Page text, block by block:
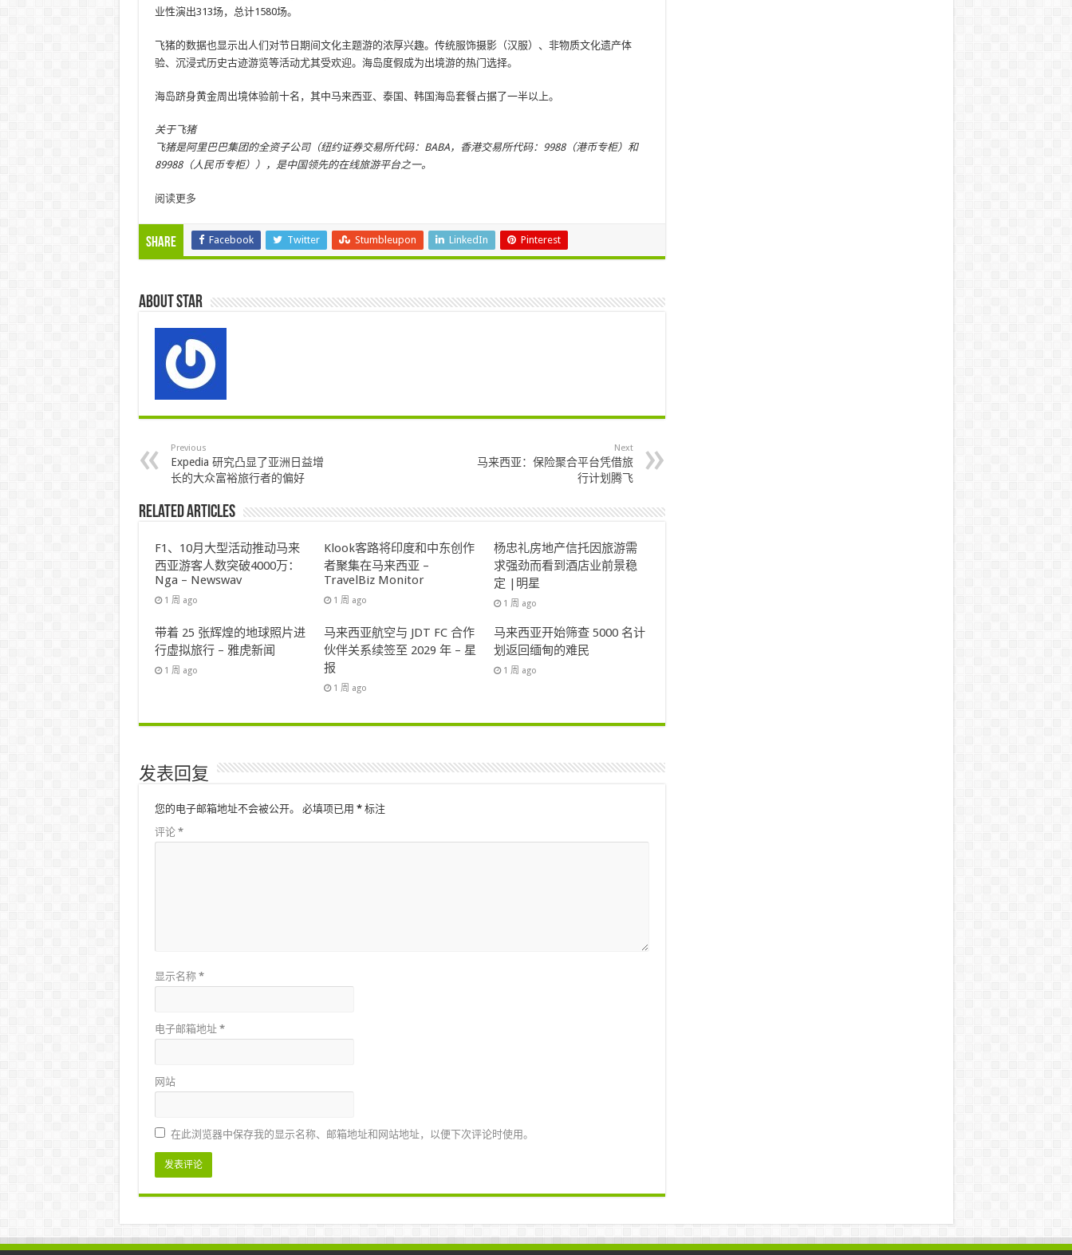
业性演出313场，总计1580场。
飞猪的数据也显示出人们对节日期间文化主题游的浓厚兴趣。传统服饰摄影（汉服）、非物质文化遗产体
验、沉浸式历史古迹游览等活动尤其受欢迎。海岛度假成为出境游的热门选择。
海岛跻身黄金周出境体验前十名，其中马来西亚、泰国、韩国海岛套餐占据了一半以上。
关于飞猪
飞猪是阿里巴巴集团的全资子公司（纽约证券交易所代码：BABA，香港交易所代码：9988（港币专柜）和
89988（人民币专柜）），是中国领先的在线旅游平台之一。
阅读更多
Share Facebook Twitter Stumbleupon LinkedIn Pinterest
About star
Previous
Expedia 研究凸显了亚洲日益增
长的大众富裕旅行者的偏好
Next
马来西亚：保险聚合平台凭借旅
行计划腾飞
Related Articles
F1、10月大型活动推动马来
西亚游客人数突破4000万：
Nga – Newswav
1 周 ago
Klook客路将印度和中东创作
者聚集在马来西亚 –
TravelBiz Monitor
1 周 ago
杨忠礼房地产信托因旅游需
求强劲而看到酒店业前景稳
定 |明星
1 周 ago
带着 25 张辉煌的地球照片进
行虚拟旅行 – 雅虎新闻
1 周 ago
马来西亚航空与 JDT FC 合作
伙伴关系续签至 2029 年 – 星
报
1 周 ago
马来西亚开始筛查 5000 名计
划返回缅甸的难民
1 周 ago
发表回复
您的电子邮箱地址不会被公开。 必填项已用 *标注
评论 *
显示名称 *
电子邮箱地址 *
网站
在此浏览器中保存我的显示名称、邮箱地址和网站地址，以便下次评论时使用。